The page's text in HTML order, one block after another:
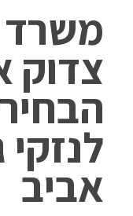
משרד
צדוק
אביב